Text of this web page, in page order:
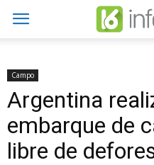
Campo
Argentina
embarque de
libre de